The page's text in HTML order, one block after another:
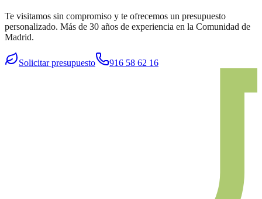
Te visitamos sin compromiso y te ofrecemos un presupuesto
personalizado. Más de 30 años de experiencia en la Comunidad de
Madrid.
Solicitar presupuesto 916 58 62 16